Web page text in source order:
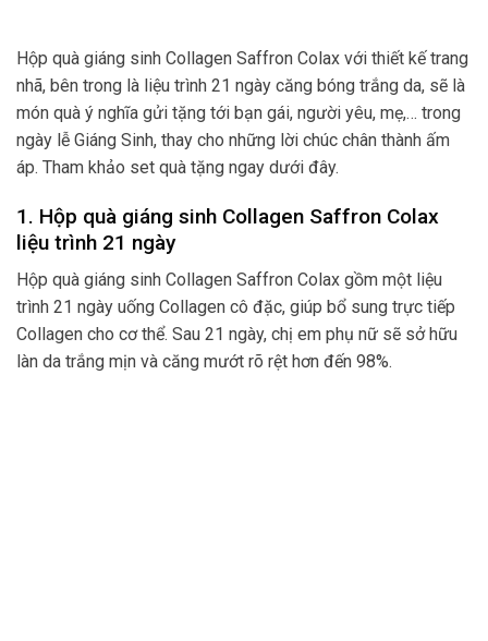
Hộp quà giáng sinh Collagen Saffron Colax với thiết kế trang
nhã, bên trong là liệu trình 21 ngày căng bóng trắng da, sẽ là
món quà ý nghĩa gửi tặng tới bạn gái, người yêu, mẹ,… trong
ngày lễ Giáng Sinh, thay cho những lời chúc chân thành ấm
áp. Tham khảo set quà tặng ngay dưới đây.
1. Hộp quà giáng sinh Collagen Saffron Colax
liệu trình 21 ngày
Hộp quà giáng sinh Collagen Saffron Colax gồm một liệu
trình 21 ngày uống Collagen cô đặc, giúp bổ sung trực tiếp
Collagen cho cơ thể. Sau 21 ngày, chị em phụ nữ sẽ sở hữu
làn da trắng mịn và căng mướt rõ rệt hơn đến 98%.